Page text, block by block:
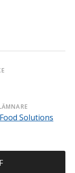
Solutions